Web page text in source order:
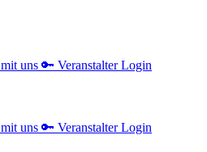
uns 🔑 Veranstalter Login
uns 🔑 Veranstalter Login